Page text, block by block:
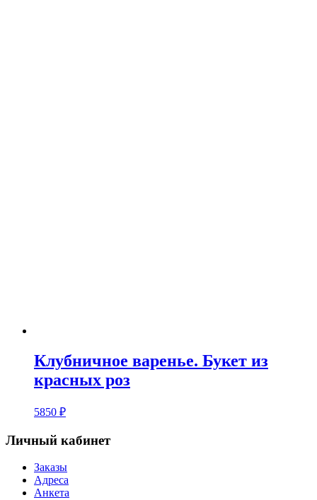
Клубничное варенье. Букет из
красных роз
5850 ₽
Личный кабинет
Заказы
Адреса
Анкета